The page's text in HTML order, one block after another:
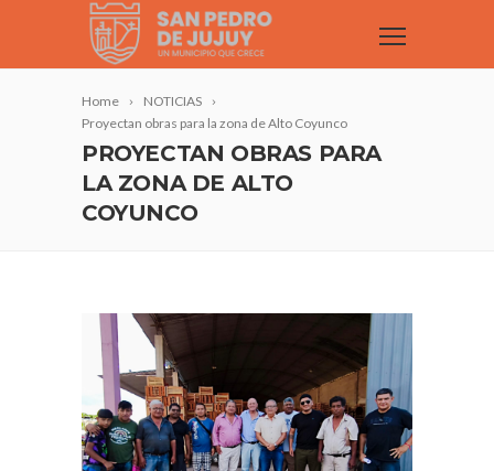
Home
NOTICIAS
Proyectan obras para la zona de Alto Coyunco
PROYECTAN OBRAS PARA
LA ZONA DE ALTO
COYUNCO